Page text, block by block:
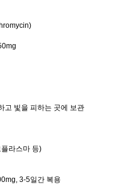
고 빛을 피하는 곳에 보관
라스마 등)
3-5일간 복용